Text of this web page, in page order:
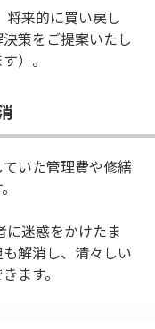
来的に買い戻し
策をご提案いたし
）。
いた管理費や修繕
迷惑をかけたま
解消し、清々しい
ます。